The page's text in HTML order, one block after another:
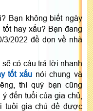
Bạn không biết ngày
hay xấu? Bạn đang
3/2022 đề dọn về nhà
có câu trả lời nhanh
tốt xấu nói chung và
thì quý bạn cũng
đến tuổi của gia chủ,
tuổi gia chủ để được